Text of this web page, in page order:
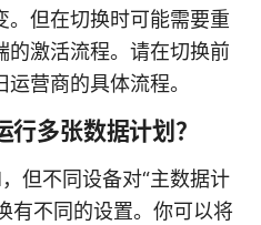
。但在切换时可能需要重
的激活流程。请在切换前
营商的具体流程。
多张数据计划？
但不同设备对“主数据计
有不同的设置。你可以将